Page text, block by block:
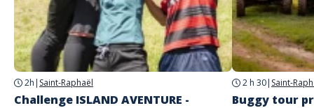
BEACH CLUB AGAY
Beach Club Agay - Estérel Aventures, Boulevard de la Plage, Saint-
Raphaël, France
Parking
centre commercial de la Bastide d'Agay
Ce concept est réalisable à Agay , à notre Beach club, au bord de la
2h | Saint-Raphaël
Challenge ISLAND AVENTURE -
2 h 30| Saint-
Buggy tour